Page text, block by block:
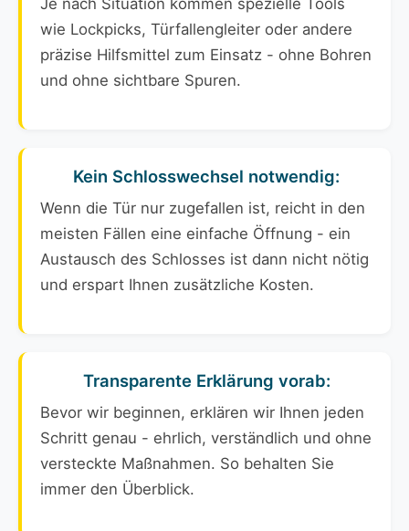
Je nach Situation kommen spezielle Tools
wie Lockpicks, Türfallengleiter oder andere
präzise Hilfsmittel zum Einsatz - ohne Bohren
und ohne sichtbare Spuren.
Kein Schlosswechsel notwendig:
Wenn die Tür nur zugefallen ist, reicht in den
meisten Fällen eine einfache Öffnung - ein
Austausch des Schlosses ist dann nicht nötig
und erspart Ihnen zusätzliche Kosten.
Transparente Erklärung vorab:
Bevor wir beginnen, erklären wir Ihnen jeden
Schritt genau - ehrlich, verständlich und ohne
versteckte Maßnahmen. So behalten Sie
immer den Überblick.